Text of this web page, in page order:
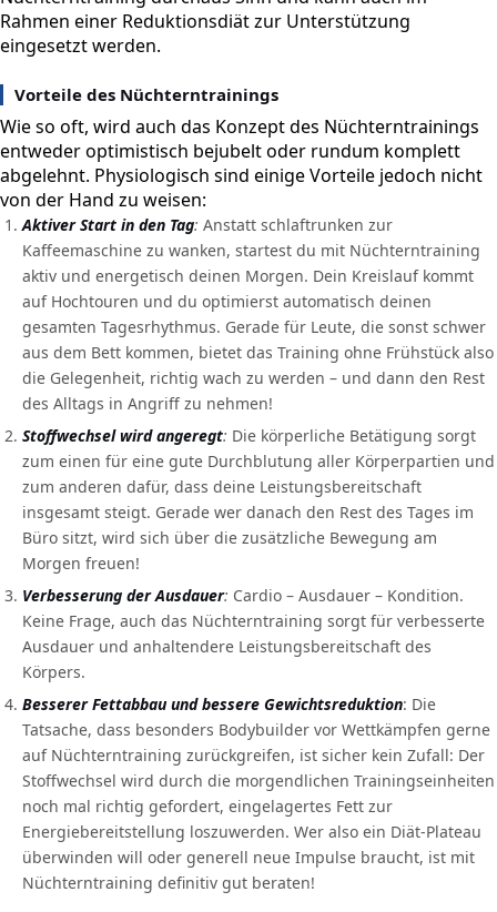
Rahmen einer Reduktionsdiät zur Unterstützung
eingesetzt werden.
Vorteile des Nüchterntrainings
Wie so oft, wird auch das Konzept des Nüchterntrainings
entweder optimistisch bejubelt oder rundum komplett
abgelehnt. Physiologisch sind einige Vorteile jedoch nicht
von der Hand zu weisen:
Aktiver Start in den Tag: Anstatt schlaftrunken zur
Kaffeemaschine zu wanken, startest du mit Nüchterntraining
aktiv und energetisch deinen Morgen. Dein Kreislauf kommt
auf Hochtouren und du optimierst automatisch deinen
gesamten Tagesrhythmus. Gerade für Leute, die sonst schwer
aus dem Bett kommen, bietet das Training ohne Frühstück also
die Gelegenheit, richtig wach zu werden – und dann den Rest
des Alltags in Angriff zu nehmen!
Stoffwechsel wird angeregt: Die körperliche Betätigung sorgt
zum einen für eine gute Durchblutung aller Körperpartien und
zum anderen dafür, dass deine Leistungsbereitschaft
insgesamt steigt. Gerade wer danach den Rest des Tages im
Büro sitzt, wird sich über die zusätzliche Bewegung am
Morgen freuen!
Verbesserung der Ausdauer: Cardio – Ausdauer – Kondition.
Keine Frage, auch das Nüchterntraining sorgt für verbesserte
Ausdauer und anhaltendere Leistungsbereitschaft des
Körpers.
Besserer Fettabbau und bessere Gewichtsreduktion: Die
Tatsache, dass besonders Bodybuilder vor Wettkämpfen gerne
auf Nüchterntraining zurückgreifen, ist sicher kein Zufall: Der
Stoffwechsel wird durch die morgendlichen Trainingseinheiten
noch mal richtig gefordert, eingelagertes Fett zur
Energiebereitstellung loszuwerden. Wer also ein Diät-Plateau
überwinden will oder generell neue Impulse braucht, ist mit
Nüchterntraining definitiv gut beraten!